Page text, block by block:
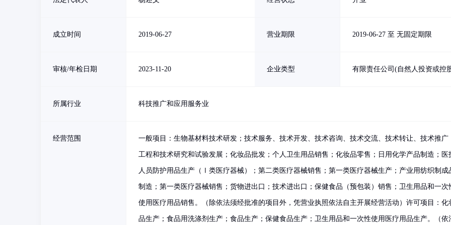
成立时间 2019-06-27 营业期限 2019-06-27 至 无固定期限
审核/年检日期 2023-11-20 企业类型 有限责任公司(自然人投资或控
所属行业 科技推广和应用服务业
经营范围 一般项目：生物基材料技术研发；技术服务、技术开发、技术咨询、技术交流、技术转让、技术推广
工程和技术研究和试验发展；化妆品批发；个人卫生用品销售；化妆品零售；日用化学产品制造；医
人员防护用品生产（Ⅰ类医疗器械）；第二类医疗器械销售；第一类医疗器械生产；产业用纺织制成
制造；第一类医疗器械销售；货物进出口；技术进出口；保健食品（预包装）销售；卫生用品和一次
使用医疗用品销售。（除依法须经批准的项目外，凭营业执照依法自主开展经营活动）许可项目：化
品生产；食品用洗涤剂生产；食品生产；保健食品生产；卫生用品和一次性使用医疗用品生产。（依